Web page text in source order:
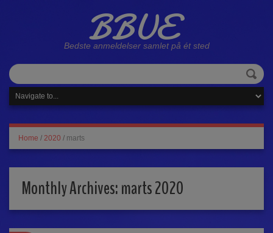
BBUE
Bedste anmeldelser samlet på ét sted
Home / 2020 / marts
Monthly Archives:marts 2020